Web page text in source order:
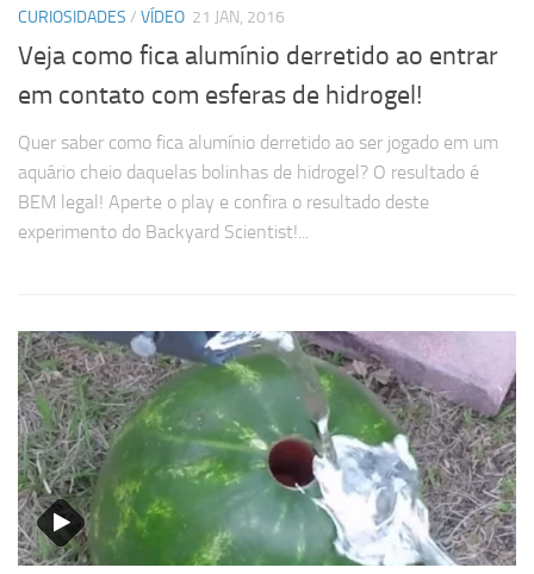
CURIOSIDADES / VÍDEO 21 JAN, 2016
Veja como fica alumínio derretido ao entrar
em contato com esferas de hidrogel!
Quer saber como fica alumínio derretido ao ser jogado em um
aquário cheio daquelas bolinhas de hidrogel? O resultado é
BEM legal! Aperte o play e confira o resultado deste
experimento do Backyard Scientist!...